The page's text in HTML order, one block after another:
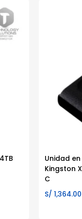
Unidad
Kingston
C
S/ 1,364.00